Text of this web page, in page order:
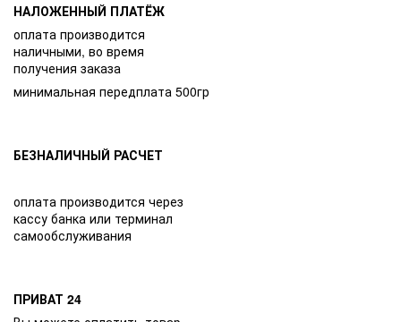
НАЛОЖЕННЫЙ ПЛАТЁЖ
оплата производится
наличными, во время
получения заказа
минимальная передплата 500гр
БЕЗНАЛИЧНЫЙ РАСЧЕТ
оплата производится через
кассу банка или терминал
самообслуживания
ПРИВАТ 24